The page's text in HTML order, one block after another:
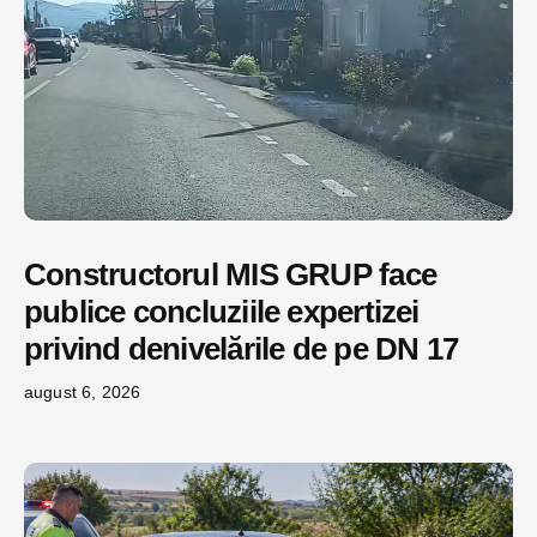
Constructorul MIS GRUP face
publice concluziile expertizei
privind denivelările de pe DN 17
august 6, 2026